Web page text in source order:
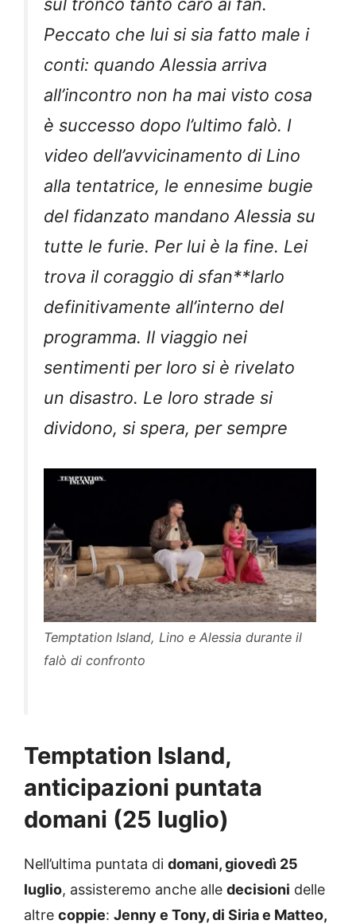
Peccato che lui si sia fatto male i
conti: quando Alessia arriva
all’incontro non ha mai visto cosa
è successo dopo l’ultimo falò. I
video dell’avvicinamento di Lino
alla tentatrice, le ennesime bugie
del fidanzato mandano Alessia su
tutte le furie. Per lui è la fine. Lei
trova il coraggio di sfan**larlo
definitivamente all’interno del
programma. Il viaggio nei
sentimenti per loro si è rivelato
un disastro. Le loro strade si
dividono, si spera, per sempre
Temptation Island, Lino e Alessia durante il
falò di confronto
Temptation Island,
anticipazioni puntata
domani (25 luglio)
Nell’ultima puntata di domani, giovedì 25
luglio, assisteremo anche alle decisioni delle
altre coppie: Jenny e Tony, di Siria e Matteo,